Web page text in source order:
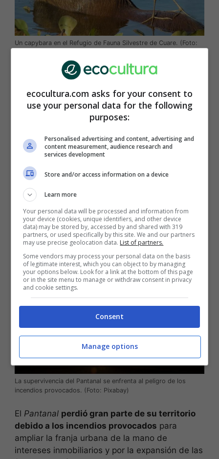
Un capybara en el Refugio de Fauna Silvestre de Cuare. (Foto:
Refugio de Fauna Silvestre de Cuare
como la amenaza de su extinción ante el
avance de las construcciones turísticas, cuando
se produjeron los derrames
petrolerospor fugas de la empresa estatal
Petróleos de Venezuela SA (PDVSA).
Este humedal fue el primer sitio en integrar el
como unÁrea Bajo Régimen de Administración
Especial (ABRAE), en el queviven al menos
300 especies de aves en riesgo de extinción
El Pantanal de Brasil
La supervivencia del Pantanal se enfrenta al peligro de los
incendios provocados. (Foto: Pixabay)
El Pantanal perdió gran parte de su territorio
debido a los incendios provocados para
ampliar la franja urbana de la mano de
intereses inmobiliarios y por la expansión de las
ecocultura.com asks for your consent to
use your personal data for the following
purposes:
Personalised advertising and content, advertising and
content measurement, audience research and
services development
Store and/or access information on a device
Learn more
Your personal data will be processed and information from
your device (cookies, unique identifiers, and other device
data) may be stored by, accessed by and shared with 319
partners, or used specifically by this site. We and our partners
may use precise geolocation data. List of partners.
Some vendors may process your personal data on the basis
of legitimate interest, which you can object to by managing
your options below. Look for a link at the bottom of this page
or in the site menu to manage or withdraw consent in privacy
and cookie settings.
Consent
Manage options